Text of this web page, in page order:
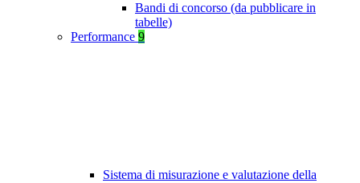
Bandi di concorso (da pubblicare in
tabelle)
Performance 9
Sistema di misurazione e valutazione della